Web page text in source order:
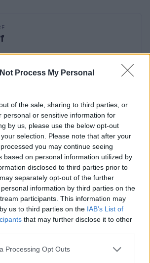
Process My Personal
of the sale, sharing to third parties, or
personal or sensitive information for
by us, please use the below opt-out
selection. Please note that after your
you may continue seeing
based on personal information utilized by
disclosed to third parties prior to
separately opt-out of the further
information by third parties on the
participants. This information may
us to third parties on the IAB’s List of
that may further disclose it to other
website/app uses one or more Google
Processing Opt Outs